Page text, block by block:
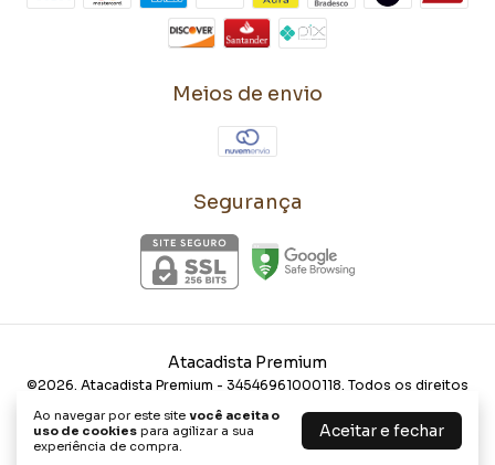
Ao navegar por este site você aceita o
uso de cookies para agilizar a sua
experiência de compra.
Aceitar e fechar
Meios de envio
Segurança
Atacadista Premium
©2026. Atacadista Premium - 34546961000118. Todos os direitos